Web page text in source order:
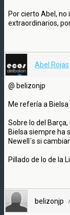
Por cierto Abel, no
extraordinarios,
Abel Rojas
@ belizonjp
Me refería a Bielsa
Sobre lo del
Bielsa siempre ha
Newell´s si
Pillado de lo de la
belizonjp ·